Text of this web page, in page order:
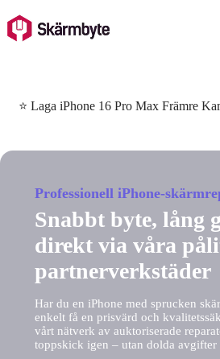
to
content
⭐ Laga iPhone 16 Pro Max Främre
Professionell iPhone-
Snabbt byte, lång
direkt via våra
partnerverkstäder
Har du en iPhone med sprucken
enkelt få en prisvärd och
vårt nätverk av auktoriserade
toppskick igen – utan dolda avgifter